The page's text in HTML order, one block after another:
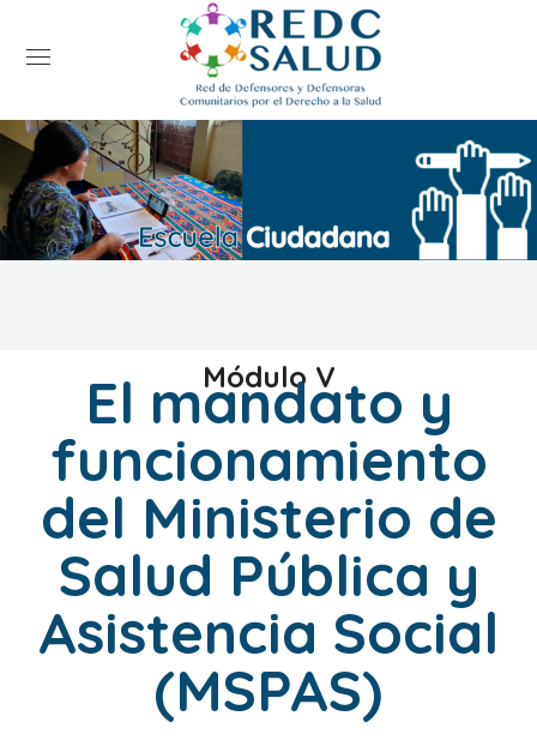
Módulo V
El mandato y
funcionamiento
del Ministerio de
Salud Pública y
Asistencia Social
(MSPAS)